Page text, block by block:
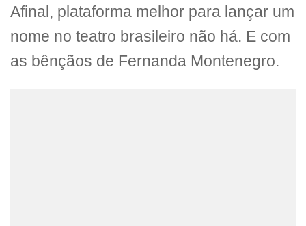
Afinal, plataforma melhor para lançar um
nome no teatro brasileiro não há. E com
as bênçãos de Fernanda Montenegro.